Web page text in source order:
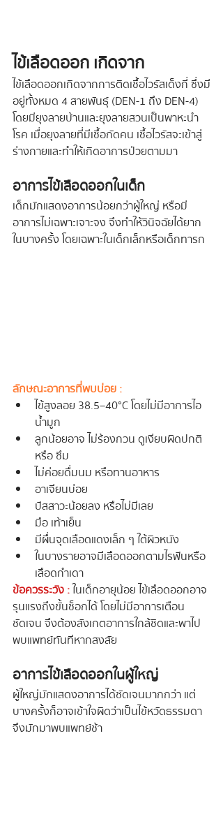
ไข้เลือดออก เกิดจาก
ไข้เลือดออกเกิดจากการติดเชื้อไวรัสเด็งกี่ ซึ่งมี
อยู่ทั้งหมด 4 สายพันธุ์ (DEN-1 ถึง DEN-4)
โดยมียุงลายบ้านและยุงลายสวนเป็นพาหะนำ
โรค เมื่อยุงลายที่มีเชื้อกัดคน เชื้อไวรัสจะเข้าสู่
ร่างกายและทำให้เกิดอาการป่วยตามมา
อาการไข้เลือดออกในเด็ก
เด็กมักแสดงอาการน้อยกว่าผู้ใหญ่ หรือมี
อาการไม่เฉพาะเจาะจง จึงทำให้วินิจฉัยได้ยาก
ในบางครั้ง โดยเฉพาะในเด็กเล็กหรือเด็กทารก
ลักษณะอาการที่พบบ่อย :
ไข้สูงลอย 38.5–40°C โดยไม่มีอาการไอ
น้ำมูก
ลูกน้อยอาจ ไม่ร้องกวน ดูเงียบผิดปกติ
หรือ ซึม
ไม่ค่อยดื่มนม หรือทานอาหาร
อาเจียนบ่อย
ปัสสาวะน้อยลง หรือไม่มีเลย
มือ เท้าเย็น
มีผื่นจุดเลือดแดงเล็ก ๆ ใต้ผิวหนัง
ในบางรายอาจมีเลือดออกตามไรฟันหรือ
เลือดกำเดา
ข้อควรระวัง : ในเด็กอายุน้อย ไข้เลือดออกอาจ
รุนแรงถึงขั้นช็อกได้ โดยไม่มีอาการเตือน
ชัดเจน จึงต้องสังเกตอาการใกล้ชิดและพาไป
พบแพทย์ทันทีหากสงสัย
อาการไข้เลือดออกในผู้ใหญ่
ผู้ใหญ่มักแสดงอาการได้ชัดเจนมากกว่า แต่
บางครั้งก็อาจเข้าใจผิดว่าเป็นไข้หวัดธรรมดา
จึงมักมาพบแพทย์ช้า